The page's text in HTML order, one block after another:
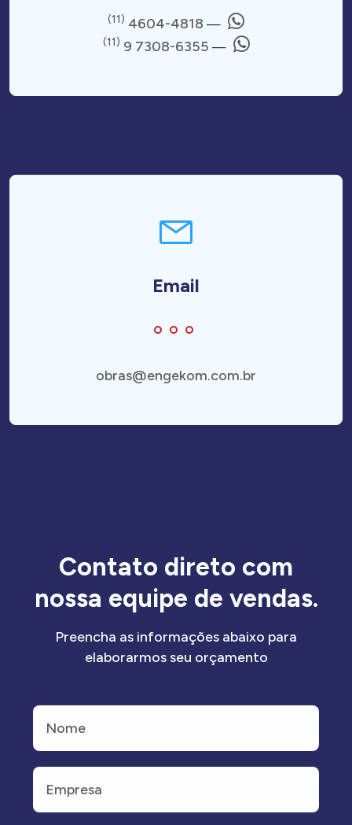
(11) 4604-4818 —
(11) 9 7308-6355 —
Email
obras@engekom.com.br
Contato direto com
nossa equipe de vendas.
Preencha as informações abaixo para
elaborarmos seu orçamento